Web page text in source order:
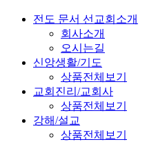
전도 문서 선교회소개
회사소개
오시는길
신앙생활/기도
상품전체보기
교회진리/교회사
상품전체보기
강해/설교
상품전체보기